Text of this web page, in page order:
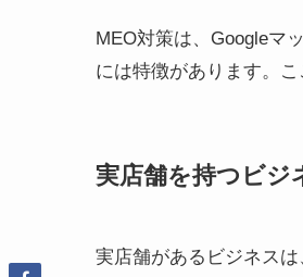
MEO対策は、Googleマ
には特徴があります。
実店舗を持つビジ
実店舗があるビジネス